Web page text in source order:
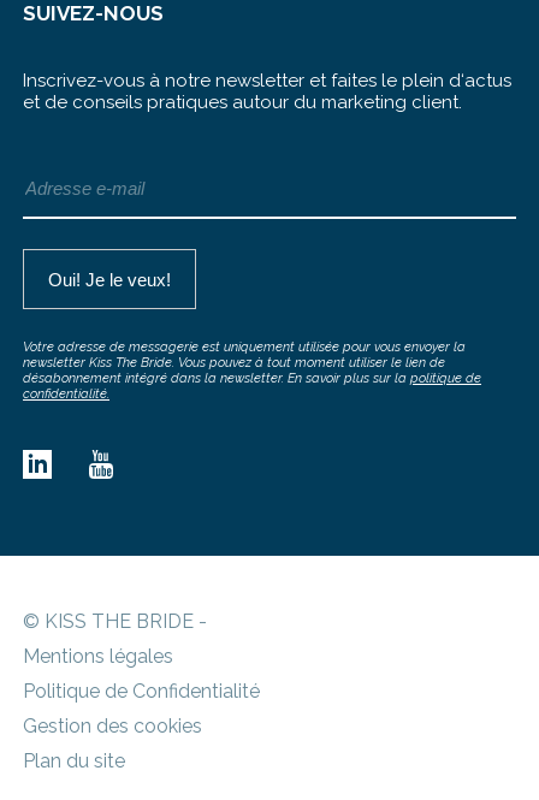
SUIVEZ-NOUS
Inscrivez-vous à notre newsletter et faites le plein d‘actus
et de conseils pratiques autour du marketing client.
Votre adresse de messagerie est uniquement utilisée pour vous envoyer la
newsletter Kiss The Bride. Vous pouvez à tout moment utiliser le lien de
désabonnement intégré dans la newsletter. En savoir plus sur la politique de
confidentialité.
© KISS THE BRIDE -
Mentions légales
Politique de Confidentialité
Gestion des cookies
Plan du site